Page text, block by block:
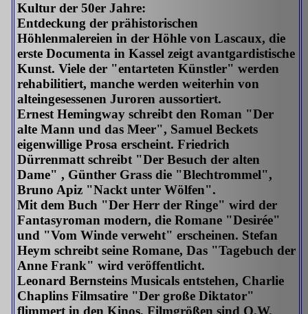
Kultur der 50er Jahre:
Entdeckung der prähistorischen
Höhlenmalereien in der Höhle von Lascaux, die
erste Documenta in Kassel zeigt avantgardistische
Kunst. Viele der "entarteten Künstler" werden
rehabilitiert, manche werden weiterhin von
alteingesessenen Juroren aussortiert.
Ernest Hemingway schreibt den Roman "Der
alte Mann und das Meer", Samuel Beckets
eigenwillige Prosa erscheint. Friedrich
Dürrenmatt schreibt "Der Besuch der alten
Dame" , Günther Grass die "Blechtrommel",
Bruno Apiz "Nackt unter Wölfen".
Mit dem Buch "Der Herr der Ringe" wird der
Fantasyroman modern, die Romane "Desirée"
und "Vom Winde verweht" erscheinen. Stefan
Heym schreibt seine Romane, Das "Tagebuch der
Anne Frank" wird veröffentlicht.
Leonard Bernsteins Musicals entstehen, Charlie
Chaplins Filmsatire "Der große Diktator"